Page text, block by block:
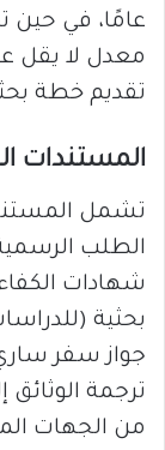
عامًا، في حين
تقديم خطة
المستندات
تشمل
الطلب
شهادات
بحثية
جواز سفر
ترجمة الوثائق
من الجهات